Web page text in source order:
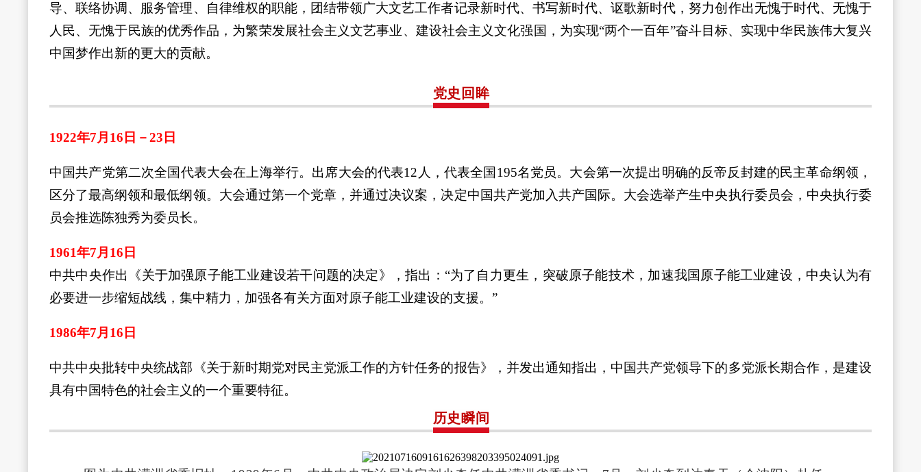
导、联络协调、服务管理、自律维权的职能，团结带领广大文艺工作者记录新时代、书写新时代、讴歌新时代，努力创作出无愧于时代、无愧于
人民、无愧于民族的优秀作品，为繁荣发展社会主义文艺事业、建设社会主义文化强国，为实现“两个一百年”奋斗目标、实现中华民族伟大复兴
中国梦作出新的更大的贡献。
党史回眸
1922年7月16日－23日
中国共产党第二次全国代表大会在上海举行。出席大会的代表12人，代表全国195名党员。大会第一次提出明确的反帝反封建的民主革命纲领，
区分了最高纲领和最低纲领。大会通过第一个党章，并通过决议案，决定中国共产党加入共产国际。大会选举产生中央执行委员会，中央执行委
员会推选陈独秀为委员长。
1961年7月16日
中共中央作出《关于加强原子能工业建设若干问题的决定》，指出：“为了自力更生，突破原子能技术，加速我国原子能工业建设，中央认为有
必要进一步缩短战线，集中精力，加强各有关方面对原子能工业建设的支援。”
1986年7月16日
中共中央批转中央统战部《关于新时期党对民主党派工作的方针任务的报告》，并发出通知指出，中国共产党领导下的多党派长期合作，是建设
具有中国特色的社会主义的一个重要特征。
历史瞬间